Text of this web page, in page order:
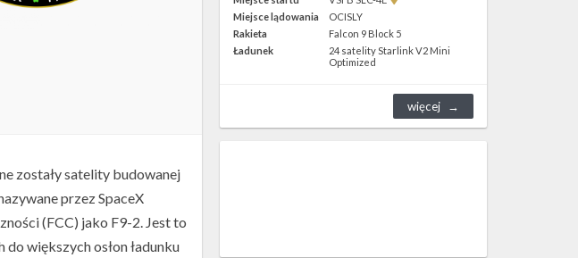
zostały satelity budowanej
przez SpaceX
(FCC) jako F9-2. Jest to
większych osłon ładunku
SLC-
4E w
Google
Miejsce lądowania
OCISLY
Rakieta
Falcon 9 Block 5
Ładunek
24 satelity Starlink V2 Mini
Optimized
więcej